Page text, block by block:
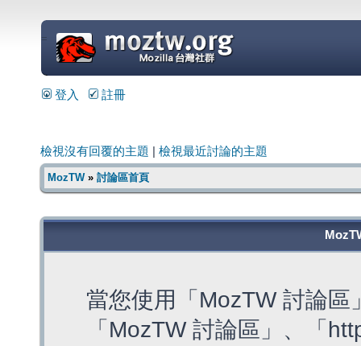
=
登入 註冊
檢視沒有回覆的主題 檢視最近討論的主題
MozTW» 討論區首頁
當您使用「MozTW 討論
「MozTW 討論區」、「